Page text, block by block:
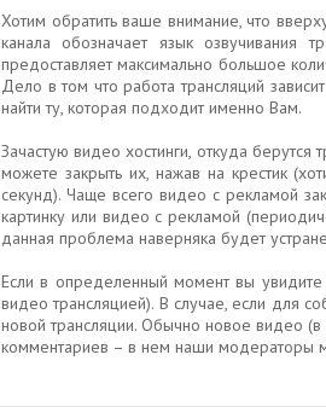
Хотим обратить ваше внимание, что
канала обозначает язык озвучивания
предоставляет максимально большое
Дело в том что работа трансляций
найти ту, которая подходит именно Вам.
Зачастую видео хостинги, откуда
можете закрыть их, нажав на крестик
секунд). Чаще всего видео с рекламой
картинку или видео с рекламой
данная проблема наверняка будет
Если в определенный момент вы увидите
видео трансляцией). В случае, если для
новой трансляции. Обычно новое видео
комментариев – в нем наши модераторы